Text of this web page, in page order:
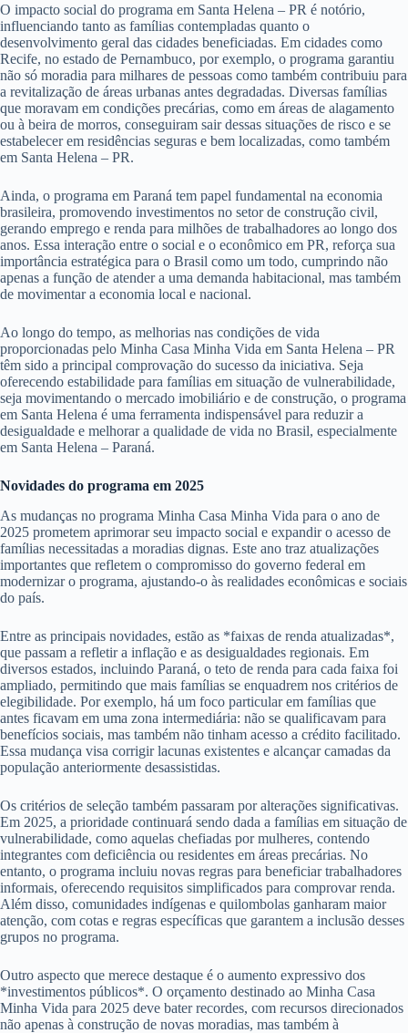
O impacto social do programa em Santa Helena – PR é notório,
influenciando tanto as famílias contempladas quanto o
desenvolvimento geral das cidades beneficiadas. Em cidades como
Recife, no estado de Pernambuco, por exemplo, o programa garantiu
não só moradia para milhares de pessoas como também contribuiu para
a revitalização de áreas urbanas antes degradadas. Diversas famílias
que moravam em condições precárias, como em áreas de alagamento
ou à beira de morros, conseguiram sair dessas situações de risco e se
estabelecer em residências seguras e bem localizadas, como também
em Santa Helena – PR.
Ainda, o programa em Paraná tem papel fundamental na economia
brasileira, promovendo investimentos no setor de construção civil,
gerando emprego e renda para milhões de trabalhadores ao longo dos
anos. Essa interação entre o social e o econômico em PR, reforça sua
importância estratégica para o Brasil como um todo, cumprindo não
apenas a função de atender a uma demanda habitacional, mas também
de movimentar a economia local e nacional.
Ao longo do tempo, as melhorias nas condições de vida
proporcionadas pelo Minha Casa Minha Vida em Santa Helena – PR
têm sido a principal comprovação do sucesso da iniciativa. Seja
oferecendo estabilidade para famílias em situação de vulnerabilidade,
seja movimentando o mercado imobiliário e de construção, o programa
em Santa Helena é uma ferramenta indispensável para reduzir a
desigualdade e melhorar a qualidade de vida no Brasil, especialmente
em Santa Helena – Paraná.
Novidades do programa em 2025
As mudanças no programa Minha Casa Minha Vida para o ano de
2025 prometem aprimorar seu impacto social e expandir o acesso de
famílias necessitadas a moradias dignas. Este ano traz atualizações
importantes que refletem o compromisso do governo federal em
modernizar o programa, ajustando-o às realidades econômicas e sociais
do país.
Entre as principais novidades, estão as *faixas de renda atualizadas*,
que passam a refletir a inflação e as desigualdades regionais. Em
diversos estados, incluindo Paraná, o teto de renda para cada faixa foi
ampliado, permitindo que mais famílias se enquadrem nos critérios de
elegibilidade. Por exemplo, há um foco particular em famílias que
antes ficavam em uma zona intermediária: não se qualificavam para
benefícios sociais, mas também não tinham acesso a crédito facilitado.
Essa mudança visa corrigir lacunas existentes e alcançar camadas da
população anteriormente desassistidas.
Os critérios de seleção também passaram por alterações significativas.
Em 2025, a prioridade continuará sendo dada a famílias em situação de
vulnerabilidade, como aquelas chefiadas por mulheres, contendo
integrantes com deficiência ou residentes em áreas precárias. No
entanto, o programa incluiu novas regras para beneficiar trabalhadores
informais, oferecendo requisitos simplificados para comprovar renda.
Além disso, comunidades indígenas e quilombolas ganharam maior
atenção, com cotas e regras específicas que garantem a inclusão desses
grupos no programa.
Outro aspecto que merece destaque é o aumento expressivo dos
*investimentos públicos*. O orçamento destinado ao Minha Casa
Minha Vida para 2025 deve bater recordes, com recursos direcionados
não apenas à construção de novas moradias, mas também à